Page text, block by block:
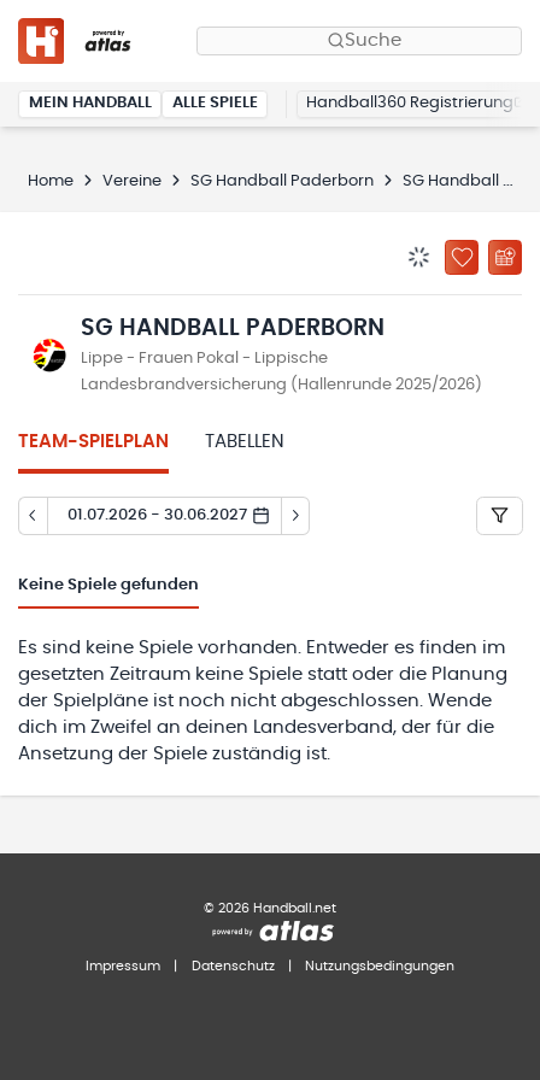
Suche
MEIN HANDBALL ALLE SPIELE Handball360 Registrierung
Home Vereine SG Handball Paderborn SG Handball Paderborn
ZU
SG HANDBALL PADERBORN
Lippe - Frauen Pokal - Lippische
Landesbrandversicherung (Hallenrunde 2025/2026)
TEAM-SPIELPLAN TABELLEN
01.07.2026 - 30.06.2027
Keine Spiele gefunden
Es sind keine Spiele vorhanden. Entweder es finden im
gesetzten Zeitraum keine Spiele statt oder die Planung
der Spielpläne ist noch nicht abgeschlossen. Wende
dich im Zweifel an deinen Landesverband, der für die
Ansetzung der Spiele zuständig ist.
© 2026 Handball.net
Impressum Datenschutz Nutzungsbedingungen